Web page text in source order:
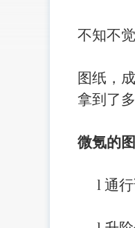
不知不
图纸，
拿到了
微氪的
l 通